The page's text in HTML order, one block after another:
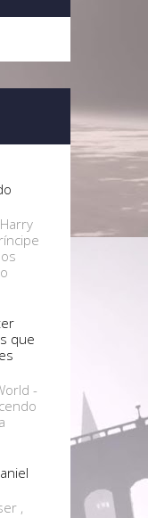
que
-
,